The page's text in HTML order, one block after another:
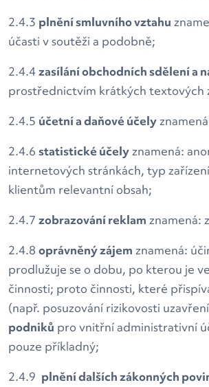
2.4.3 plnění smluvního vztahu
účasti v soutěži a podobně;
2.4.4zasílání obchodních sdělení a
prostřednictvím krátkých
2.4.5 účetní a daňové účely
2.4.6 statistické účelyznamená:
internetových stránkách, typ
klientům relevantní obsah;
2.4.7 zobrazování reklam znamená:
2.4.8 oprávněný zájem znamená:
prodlužuje se o dobu, po kterou je
činnosti; proto činnosti, které
(např. posuzování rizikovosti
podniků pro vnitřní administrativní
pouze příkladný;
2.4.9 plnění dalších zákonných